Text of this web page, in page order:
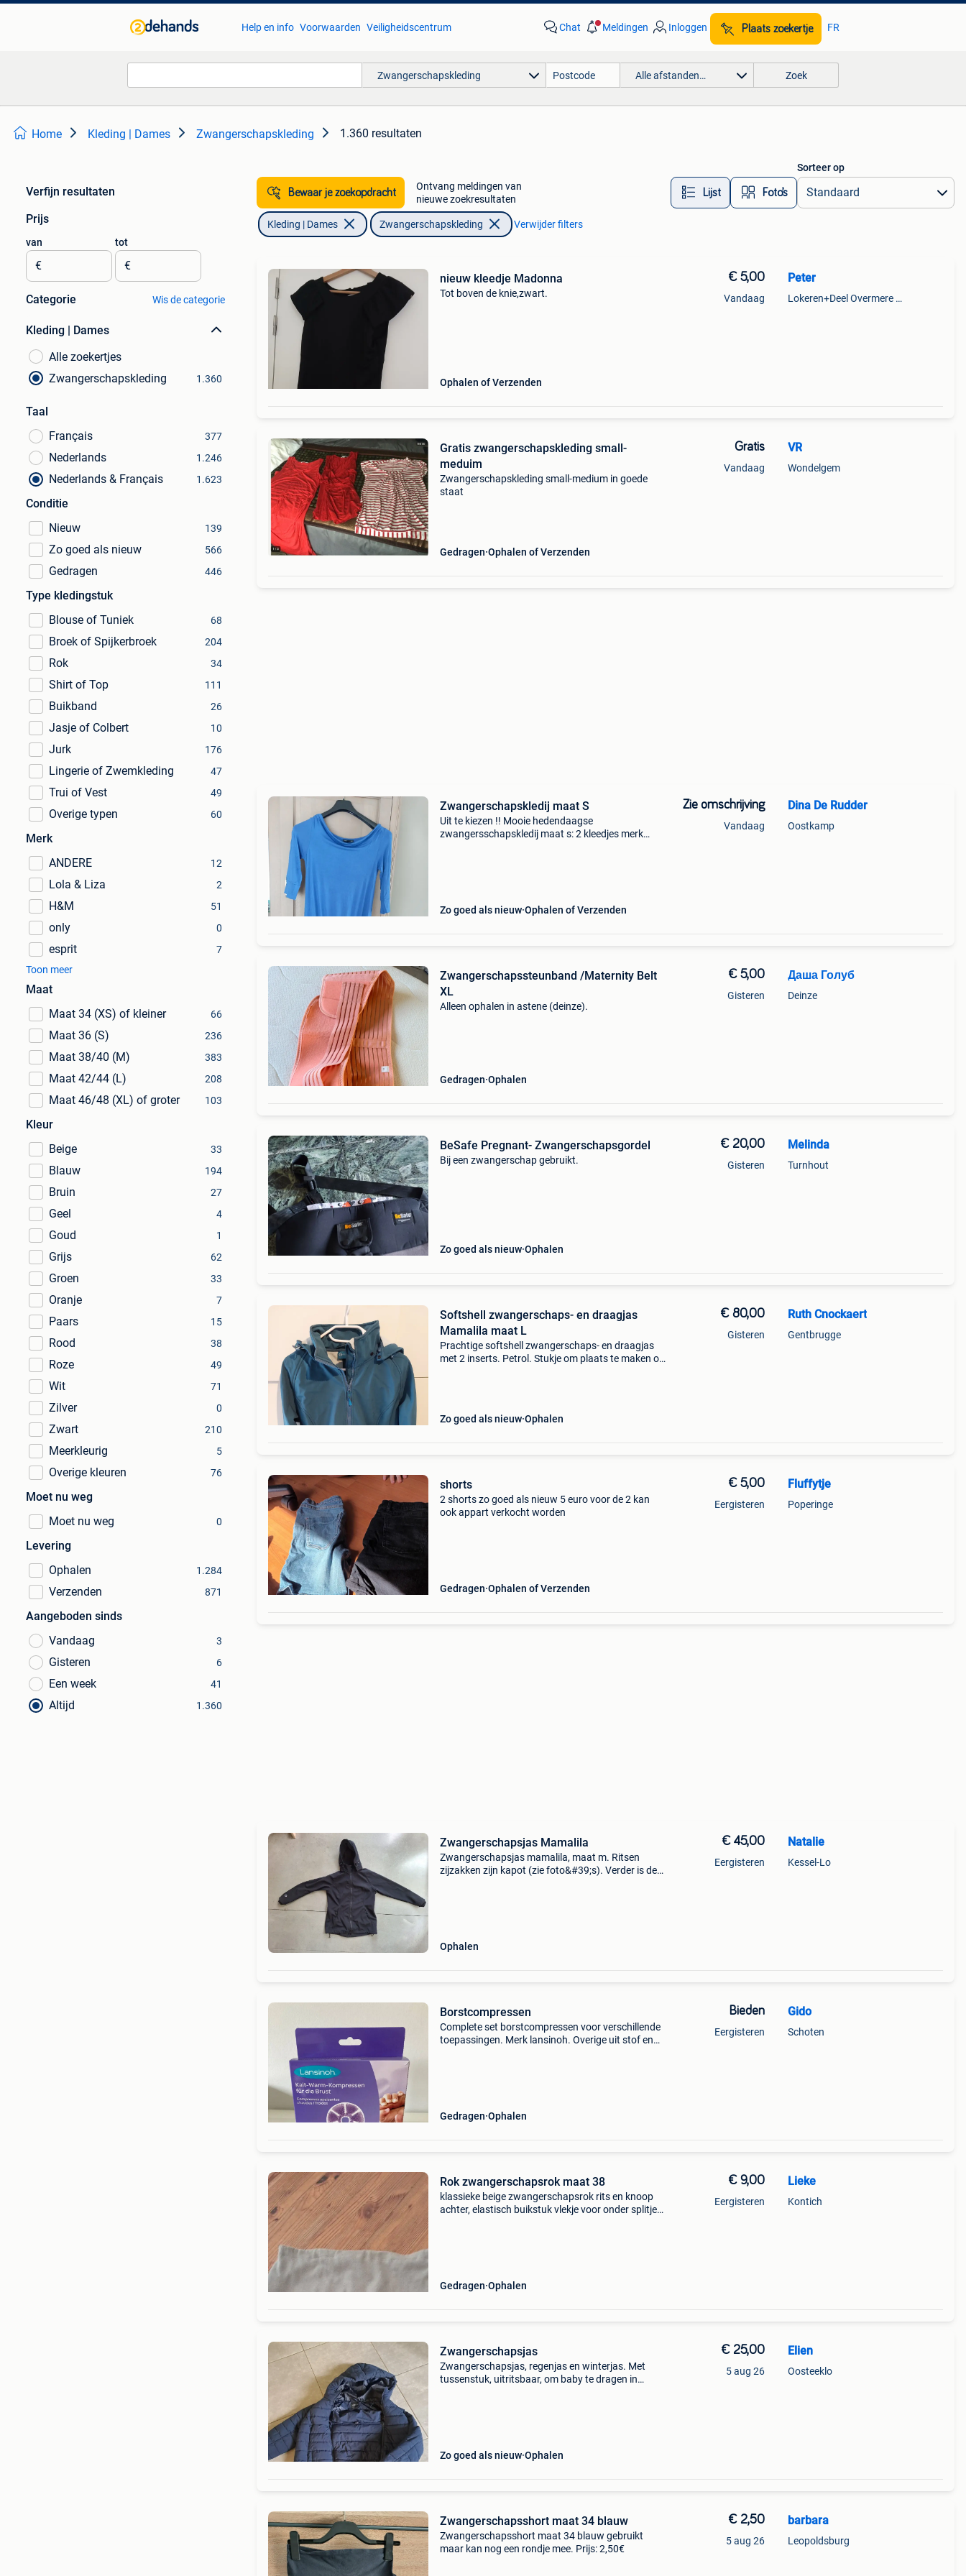
Help en info Voorwaarden Veiligheidscentrum Chat Meldingen Inloggen Plaats zoekertje FR
Zwangerschapskleding Alle afstanden… Zoek
Home Kleding | Dames Zwangerschapskleding 1.360 resultaten
Verfijn resultaten
Prijs
van
€
tot
€
Categorie Wis de categorie
Kleding | Dames
Alle zoekertjes
Zwangerschapskleding
1.360
Taal
Français
377
Nederlands 1.246
Nederlands & Français 1.623
Conditie
Nieuw
139
Zo goed als nieuw 566
Gedragen 446
Type kledingstuk
Blouse of Tuniek
68
Broek of Spijkerbroek 204
Rok 34
Shirt of Top 111
Buikband 26
Jasje of Colbert 10
Jurk 176
Lingerie of Zwemkleding 47
Trui of Vest 49
Overige typen 60
Merk
ANDERE
12
Lola & Liza 2
H&M 51
only 0
esprit
7
Toon meer
Maat
Maat 34 (XS) of kleiner
66
Maat 36 (S) 236
Maat 38/40 (M) 383
Maat 42/44 (L) 208
Maat 46/48 (XL) of groter 103
Kleur
Beige
33
Blauw 194
Bruin 27
Geel 4
Goud 1
Grijs 62
Groen 33
Oranje 7
Paars 15
Rood 38
Roze 49
Wit 71
Zilver 0
Zwart 210
Meerkleurig 5
Overige kleuren 76
Moet nu weg
Moet nu weg
0
Levering
Ophalen
1.284
Verzenden 871
Aangeboden sinds
Vandaag
3
Gisteren 6
Een week 41
Altijd 1.360
Bewaar je zoekopdracht
Ontvang meldingen van
nieuwe zoekresultaten
Lijst Foto’s
Sorteer op
Kleding | Dames Zwangerschapskleding Verwijder filters
nieuw kleedje Madonna
Tot boven de knie,zwart.
Ophalen of Verzenden
€ 5,00
Vandaag
Peter
Lokeren+Deel Overmere En Zele
Gratis zwangerschapskleding small-
meduim
Zwangerschapskleding small-medium in goede
staat
Gedragen Ophalen of Verzenden
Gratis
Vandaag
VR
Wondelgem
Zwangerschapskledij maat S
Uit te kiezen !! Mooie hedendaagse
zwangersschapskledij maat s: 2 kleedjes merk
Zo goed als nieuw Ophalen of Verzenden
Zie omschrijving
Vandaag
Dina De Rudder
Oostkamp
Zwangerschapssteunband /Maternity Belt
XL
Alleen ophalen in astene (deinze).
Gedragen Ophalen
€ 5,00
Gisteren
Даша Голуб
Deinze
BeSafe Pregnant- Zwangerschapsgordel
Bij een zwangerschap gebruikt.
Zo goed als nieuw Ophalen
€ 20,00
Gisteren
Melinda
Turnhout
Softshell zwangerschaps- en draagjas
Mamalila maat L
Prachtige softshell zwangerschaps- en draagjas
met 2 inserts. Petrol. Stukje om plaats te maken om
Zo goed als nieuw Ophalen
€ 80,00
Gisteren
Ruth Cnockaert
Gentbrugge
shorts
2 shorts zo goed als nieuw 5 euro voor de 2 kan
ook appart verkocht worden
Gedragen Ophalen of Verzenden
€ 5,00
Eergisteren
Fluffytje
Poperinge
Zwangerschapsjas Mamalila
Zwangerschapsjas mamalila, maat m. Ritsen
zijzakken zijn kapot (zie foto&#39;s). Verder is de
Ophalen
€ 45,00
Eergisteren
Natalie
Kessel-Lo
Borstcompressen
Complete set borstcompressen voor verschillende
toepassingen. Merk lansinoh. Overige uit stof en
Gedragen Ophalen
Bieden
Eergisteren
Gido
Schoten
Rok zwangerschapsrok maat 38
​klassieke beige zwangerschapsrok rits en knoop
achter, elastisch buikstuk vlekje voor onder splitje
Gedragen Ophalen
€ 9,00
Eergisteren
Lieke
Kontich
Zwangerschapsjas
Zwangerschapsjas, regenjas en winterjas. Met
tussenstuk, uitritsbaar, om baby te dragen in
Zo goed als nieuw Ophalen
€ 25,00
5 aug 26
Elien
Oosteeklo
Zwangerschapsshort maat 34 blauw
Zwangerschapsshort maat 34 blauw gebruikt
maar kan nog een rondje mee. Prijs: 2,50€
€ 2,50
5 aug 26
barbara
Leopoldsburg